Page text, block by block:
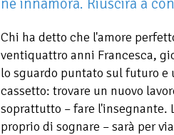
Chi ha detto che l'amore
ventiquattro anni Francesca,
lo sguardo puntato sul futuro
cassetto: trovare un nuovo
soprattutto – fare l'insegnante.
proprio di sognare – sarà per